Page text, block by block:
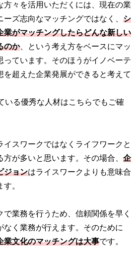
方々を活用いただくには、現在の業
ズ志向なマッチングではなく、 シ
業がマッチングしたらどんな新しい
のか、という考え方をベースにマッ
っています。そのほうがイノベーテ
を超えた企業発展ができると考えて
いる優秀な人材はこちらでもご確
イスワークではなくライフワークと
方が多いと思います。その場合、 企
ジョンはライスワークよりも意味合
。
で業務を行うため、信頼関係を早く
なく業務が行えます。そのために
業文化のマッチングは大事です。